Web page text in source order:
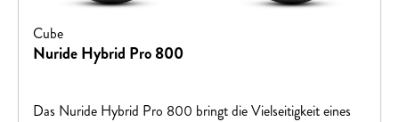
Cube
Nuride Hybrid Pro 800
Das Nuride Hybrid Pro 800 bringt die Vielseitigkeit eines